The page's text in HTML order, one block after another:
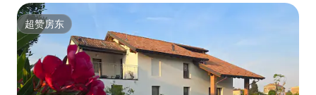
超赞房东
超赞房东